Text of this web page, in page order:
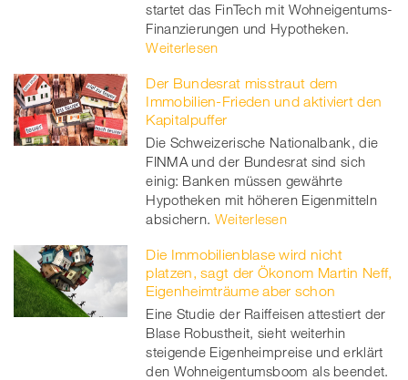
startet das FinTech mit Wohneigentums-
Finanzierungen und Hypotheken.
Weiterlesen
Der Bundesrat misstraut dem
Immobilien-Frieden und aktiviert den
Kapitalpuffer
Die Schweizerische Nationalbank, die
FINMA und der Bundesrat sind sich
einig: Banken müssen gewährte
Hypotheken mit höheren Eigenmitteln
absichern. Weiterlesen
Die Immobilienblase wird nicht
platzen, sagt der Ökonom Martin Neff,
Eigenheimträume aber schon
Eine Studie der Raiffeisen attestiert der
Blase Robustheit, sieht weiterhin
steigende Eigenheimpreise und erklärt
den Wohneigentumsboom als beendet.